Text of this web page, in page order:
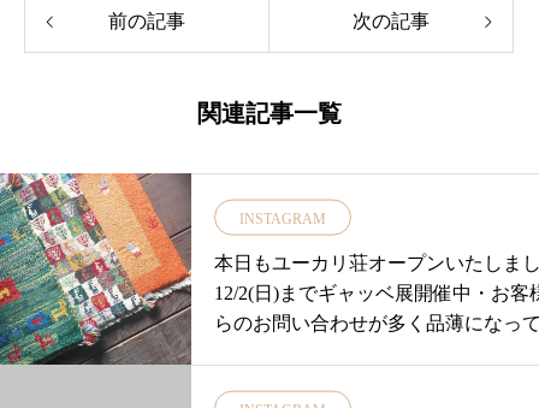
前の記事 次の記事
関連記事一覧
INSTAGRAM
本日もユーカリ荘オープンいたしま
12/2(日)までギャッベ展開催中・お客
らのお問い合わせが多く品薄になっ